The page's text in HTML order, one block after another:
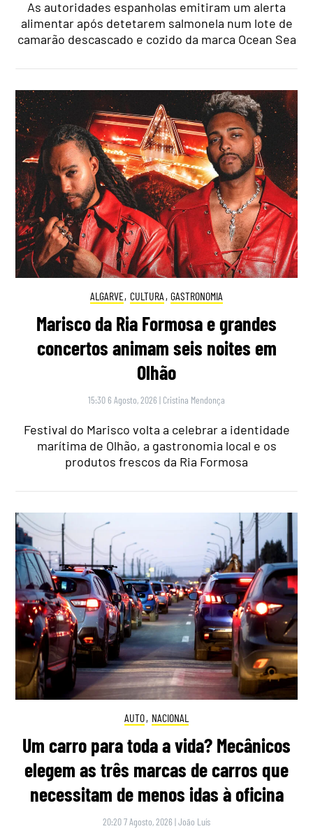
As autoridades espanholas emitiram um alerta
alimentar após detetarem salmonela num lote de
camarão descascado e cozido da marca Ocean Sea
ALGARVE, CULTURA , GASTRONOMIA
Marisco da Ria Formosa e grandes
concertos animam seis noites em
Olhão
15:30 6 Agosto, 2026 | Cristina Mendonça
Festival do Marisco volta a celebrar a identidade
marítima de Olhão, a gastronomia local e os
produtos frescos da Ria Formosa
AUTO, NACIONAL
Um carro para toda a vida? Mecânicos
elegem as três marcas de carros que
necessitam de menos idas à oficina
20:20 7 Agosto, 2026 |João Luís